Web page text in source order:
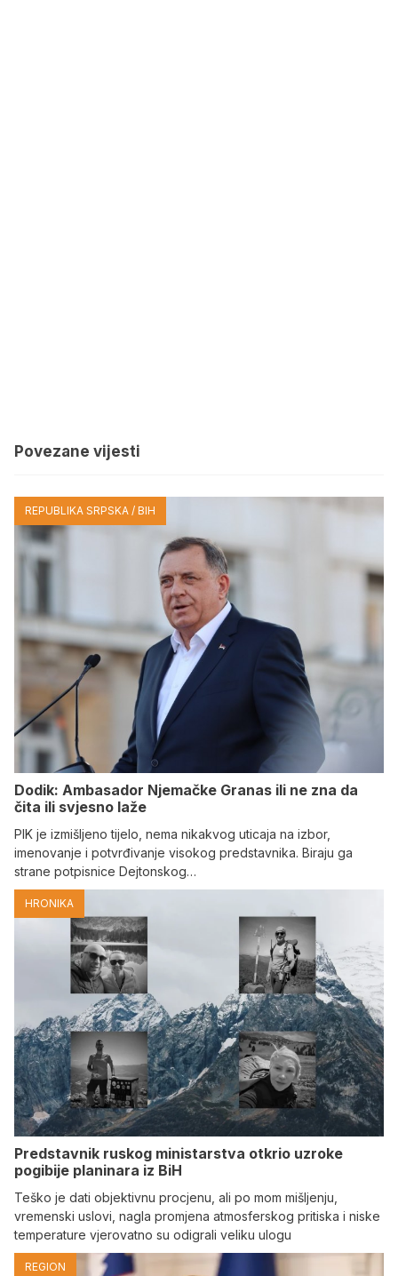
Povezane vijesti
REPUBLIKA SRPSKA / BIH
Dodik: Ambasador Njemačke Granas ili ne zna da
čita ili svjesno laže
PIK je izmišljeno tijelo, nema nikakvog uticaja na izbor,
imenovanje i potvrđivanje visokog predstavnika. Biraju ga
strane potpisnice Dejtonskog…
HRONIKA
Predstavnik ruskog ministarstva otkrio uzroke
pogibije planinara iz BiH
Teško je dati objektivnu procjenu, ali po mom mišljenju,
vremenski uslovi, nagla promjena atmosferskog pritiska i niske
temperature vjerovatno su odigrali veliku ulogu
REGION